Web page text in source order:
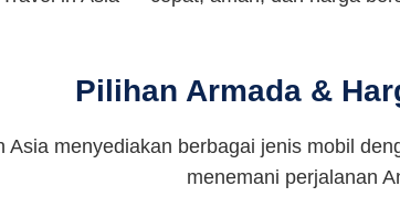
Pilihan Armada &
Asia menyediakan berbagai jenis mobil
menemani perjalanan